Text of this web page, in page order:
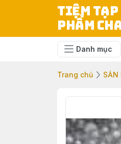
TIỆM TẠP
PHẨM
Danh mục
Trang chủ SẢN